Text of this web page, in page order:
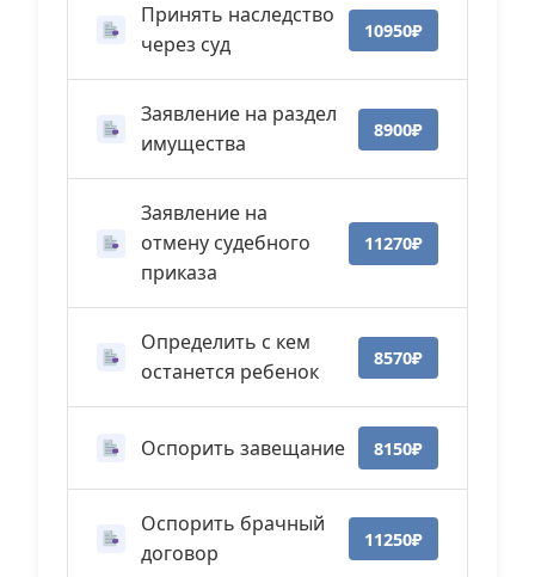
Принять наследство
через суд
10950₽
Заявление на раздел
имущества
8900₽
Заявление на
отмену судебного
приказа
11270₽
Определить с кем
останется ребенок
8570₽
Оспорить завещание 8150₽
Оспорить брачный
договор
11250₽